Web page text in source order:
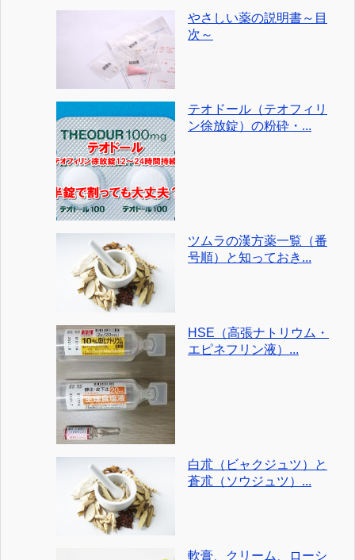
やさしい薬の説明書～目
次～
テオドール（テオフィリ
ン徐放錠）の粉砕・...
ツムラの漢方薬一覧（番
号順）と知っておき...
HSE（高張ナトリウム・
エピネフリン液）...
白朮（ビャクジュツ）と
蒼朮（ソウジュツ）...
軟膏、クリーム、ローシ